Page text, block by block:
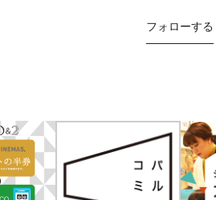
フォローする